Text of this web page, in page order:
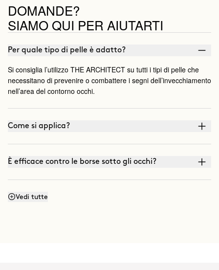
DOMANDE?
SIAMO QUI PER AIUTARTI
Per quale tipo di pelle è adatto?
Si consiglia l’utilizzo THE ARCHITECT su tutti i tipi di pelle che
necessitano di prevenire o combattere i segni dell’invecchiamento
nell’area del contorno occhi.
Come si applica?
È efficace contro le borse sotto gli occhi?
Qual è la differenza con a THE LIFT?
Vedi tutte